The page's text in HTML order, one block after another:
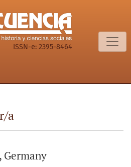
ISSN-e: 2395-8464
a
Germany